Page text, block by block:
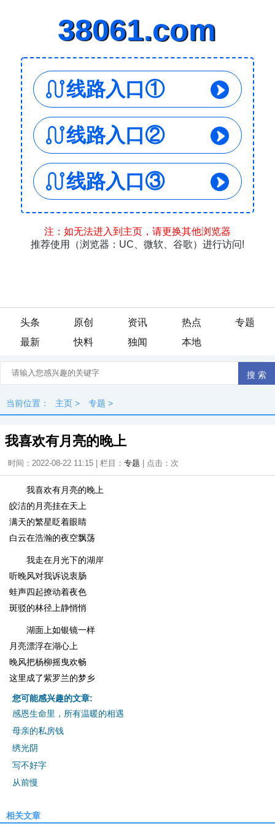
头条 原创 资讯 热点
专题
最新
快料 独闻 本地
当前位置： 主页 > 专题 >
我喜欢有月亮的晚上
时间：2022-08-22 11:15 | 栏目： 专题 | 点击： 次
我喜欢有月亮的晚上
皎洁的月亮挂在天上
满天的繁星眨着眼睛
白云在浩瀚的夜空飘荡
我走在月光下的湖岸
听晚风对我诉说衷肠
蛙声四起撩动着夜色
斑驳的林径上静悄悄
湖面上如银镜一样
月亮漂浮在湖心上
晚风把杨柳摇曳欢畅
这里成了紫罗兰的梦乡
您可能感兴趣的文章:
感恩生命里，所有温暖的相遇
母亲的私房钱
绣光阴
写不好字
从前慢
相关文章